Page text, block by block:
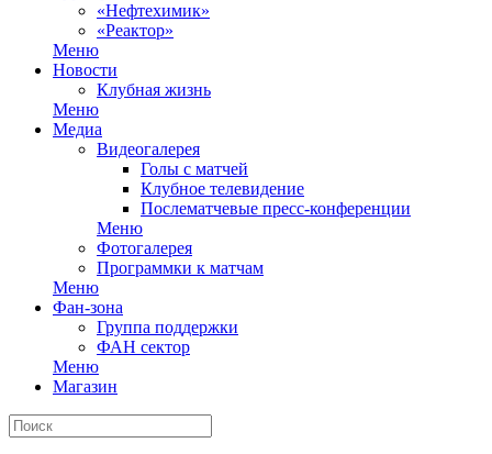
«Нефтехимик»
«Реактор»
Меню
Новости
Клубная жизнь
Меню
Медиа
Видеогалерея
Голы с матчей
Клубное телевидение
Послематчевые пресс-конференции
Меню
Фотогалерея
Программки к матчам
Меню
Фан-зона
Группа поддержки
ФАН сектор
Меню
Магазин